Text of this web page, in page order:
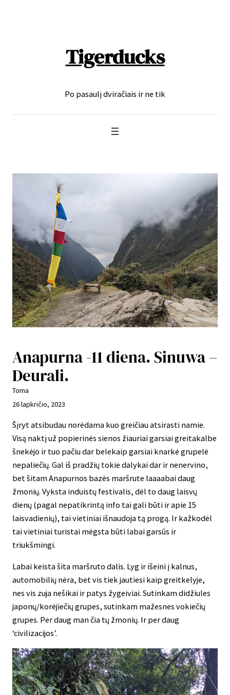
Tigerducks
Po pasaulį dviračiais ir ne tik
Anapurna -11 diena. Sinuwa –
Deurali.
Toma
26 lapkričio, 2023
Šįryt atsibudau norėdama kuo greičiau atsirasti namie.
Visą naktį už popierinės sienos žiauriai garsiai greitakalbe
šnekėjo ir tuo pačiu dar belekaip garsiai knarkė grupelė
nepaliečių. Gal iš pradžių tokie dalykai dar ir nenervino,
bet šitam Anapurnos bazės maršrute laaaabai daug
žmonių. Vyksta induistų festivalis, dėl to daug laisvų
dienų (pagal nepatikrintą info tai gali būti ir apie 15
laisvadienių), tai vietiniai išnaudoja tą progą. Ir kažkodėl
tai vietiniai turistai mėgsta būti labai garsūs ir
triukšmingi.
Labai keista šita maršruto dalis. Lyg ir išeini į kalnus,
automobilių nėra, bet vis tiek jautiesi kaip greitkelyje,
nes vis zuja nešikai ir patys žygeiviai. Sutinkam didžiules
japonų/korėjiečių grupes, sutinkam mažesnes vokiečių
grupes. Per daug man čia tų žmonių. Ir per daug
‘civilizacijos’.